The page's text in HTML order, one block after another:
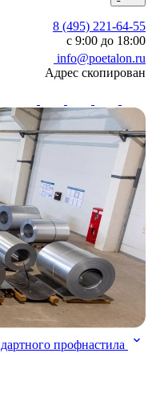
8 (495) 221-64-55
с 9:00 до 18:00
info@poetalon.ru
Адрес скопирован
профнастила